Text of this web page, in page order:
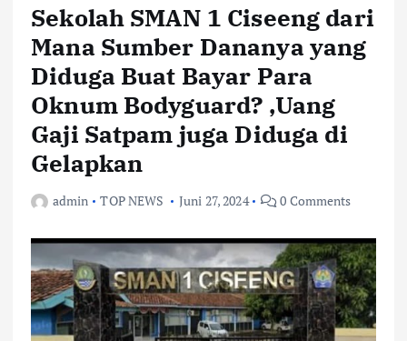
Sekolah SMAN 1 Ciseeng dari
Mana Sumber Dananya yang
Diduga Buat Bayar Para
Oknum Bodyguard? ,Uang
Gaji Satpam juga Diduga di
Gelapkan
admin TOP NEWS Juni 27, 2024 0 Comments